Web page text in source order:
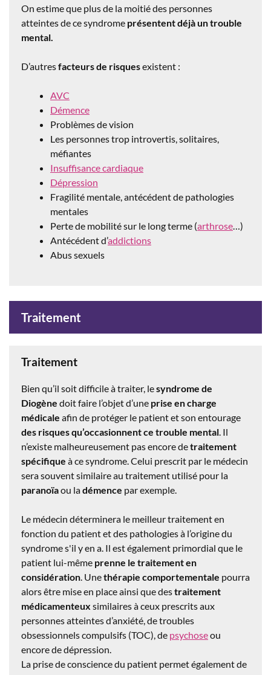
On estime que plus de la moitié des personnes
atteintes de ce syndrome présentent déjà un trouble
mental.
D’autresfacteurs de risquesexistent :
AVC
Démence
Problèmes de vision
Les personnes trop introvertis, solitaires,
méfiantes
Insuffisance cardiaque
Dépression
Fragilité mentale, antécédent de pathologies
mentales
Perte de mobilité sur le long terme (arthrose…)
Antécédent d’addictions
Abus sexuels
Traitement
Traitement
Bien qu’il soit difficile à traiter, lesyndrome de
Diogène doit faire l’objet d’une prise en charge
médicale afin de protéger le patient et son entourage
des risques qu’occasionnent ce trouble mental. Il
n’existe malheureusement pas encore detraitement
spécifique à ce syndrome. Celui prescrit par le médecin
sera souvent similaire au traitement utilisé pour la
paranoïaou ladémence par exemple.
Le médecin déterminera le meilleur traitement en
fonction du patient et des pathologies à l’origine du
syndrome s'il y en a. Il est également primordial que le
patient lui-même prenne le traitement en
considération. Unethérapie comportementale pourra
alors être mise en place ainsi que destraitement
médicamenteux similaires à ceux prescrits aux
personnes atteintes d’anxiété, de troubles
obsessionnels compulsifs (TOC), de psychoseou
encore de dépression.
La prise de conscience du patient permet également de